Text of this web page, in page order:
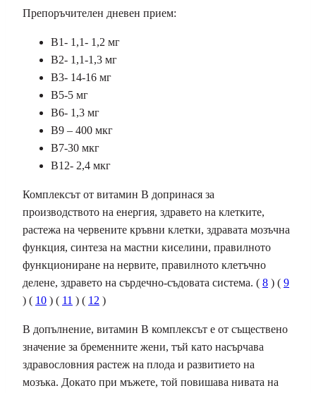
Препоръчителен дневен прием:
B1- 1,1- 1,2 мг
В2- 1,1-1,3 мг
B3- 14-16 мг
B5-5 мг
B6- 1,3 мг
B9 – 400 мкг
B7-30 мкг
B12- 2,4 мкг
Комплексът от витамин В допринася за
производството на енергия, здравето на клетките,
растежа на червените кръвни клетки, здравата мозъчна
функция, синтеза на мастни киселини, правилното
функциониране на нервите, правилното клетъчно
делене, здравето на сърдечно-съдовата система. ( 8 ) ( 9
) ( 10 ) ( 11 ) ( 12 )
В допълнение, витамин В комплексът е от съществено
значение за бременните жени, тъй като насърчава
здравословния растеж на плода и развитието на
мозъка. Докато при мъжете, той повишава нивата на